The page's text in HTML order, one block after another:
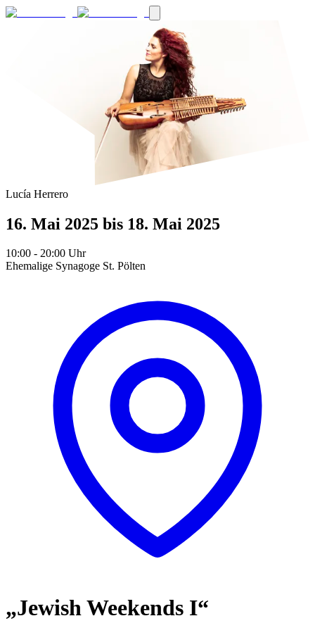
Lucía Herrero
16. Mai 2025 bis 18. Mai 2025
10:00 - 20:00 Uhr
Ehemalige Synagoge St. Pölten
„Jewish Weekends I“